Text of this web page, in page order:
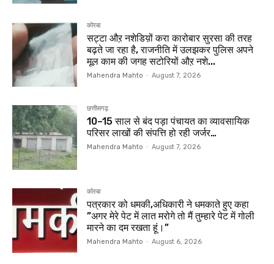
कोरबा
सट्टा औऱ नशेडिय़ों करा कारोबार सुरसा की तरह
बढ़ते जा रहा है, राजनीति में उलझकर पुलिस अपने
मूल काम की जगह सटोरियों औऱ नशे...
Mahendra Mahto - August 7, 2026
छत्तीसगढ़
10–15 साल से बंद पड़ा पंचायत का व्यावसायिक
परिसर लाखों की संपत्ति हो रही जर्जर…
Mahendra Mahto - August 7, 2026
कोरबा
पत्रकार को धमकी,अधिकारी ने धमकाते हुए कहा
”अगर मेरे पेट में लात मरोगे तो मैं तुम्हारे पेट में गोली
मारने का दम रखता हूं।”
Mahendra Mahto - August 6, 2026